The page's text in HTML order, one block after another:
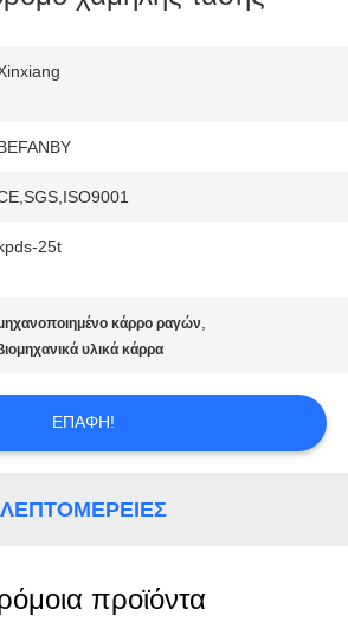
25t
κάρρο ραγών,
υλικά κάρρα
ΕΠΑΦΉ!
ΛΕΠΤΟΜΈΡΕΙΕΣ
προϊόντα